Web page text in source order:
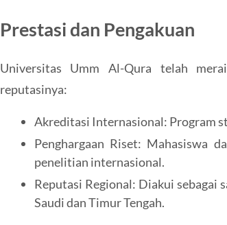
Prestasi dan Pengakuan
Universitas Umm Al-Qura telah
reputasinya:
Akreditasi Internasional: Program
Penghargaan Riset: Mahasiswa
penelitian internasional.
Reputasi Regional: Diakui sebagai
Saudi dan Timur Tengah.